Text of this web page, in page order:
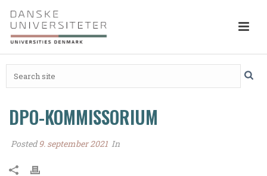
DPO-KOMMISSORIUM
Posted9. september 2021 In